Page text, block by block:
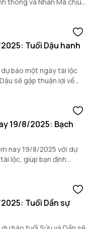
Tuổi Dậu hanh
báo một ngày tài lộc
sẽ gặp thuận lợi về
19/8/2025: Bạch
nay 19/8/2025 với dự
lộc, giúp bạn định
Tuổi Dần sự